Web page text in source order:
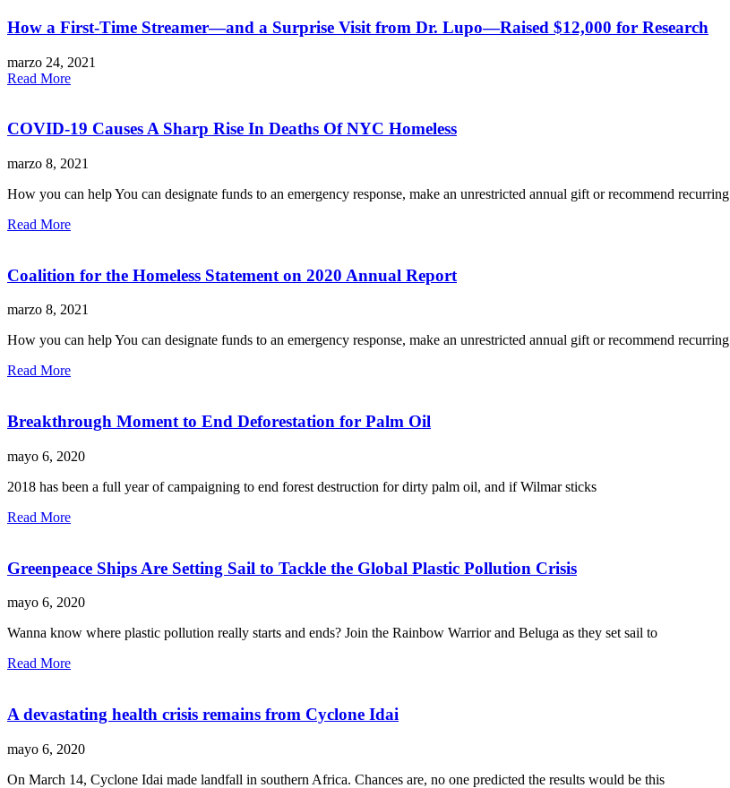
How a First-Time Streamer—and a Surprise Visit from Dr. Lupo—Raised $12,000 for Research
marzo 24, 2021
Read More
COVID-19 Causes A Sharp Rise In Deaths Of NYC Homeless
marzo 8, 2021
How you can help You can designate funds to an emergency response, make an unrestricted annual gift or recommend recurring
Read More
Coalition for the Homeless Statement on 2020 Annual Report
marzo 8, 2021
How you can help You can designate funds to an emergency response, make an unrestricted annual gift or recommend recurring
Read More
Breakthrough Moment to End Deforestation for Palm Oil
mayo 6, 2020
2018 has been a full year of campaigning to end forest destruction for dirty palm oil, and if Wilmar sticks
Read More
Greenpeace Ships Are Setting Sail to Tackle the Global Plastic Pollution Crisis
mayo 6, 2020
Wanna know where plastic pollution really starts and ends? Join the Rainbow Warrior and Beluga as they set sail to
Read More
A devastating health crisis remains from Cyclone Idai
mayo 6, 2020
On March 14, Cyclone Idai made landfall in southern Africa. Chances are, no one predicted the results would be this